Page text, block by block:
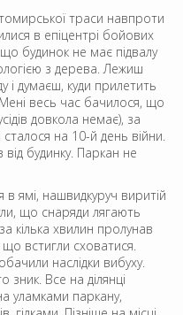
траси навпроти
в епіцентрі бойових
будинок не має підвалу
з дерева. Лежиш
і думаєш, куди прилетить
весь час бачилося, що
довкола немає), за
на 10-й день війни.
будинку. Паркан не
ямі, нашвидкуруч виритій
що снаряди лягають
кілька хвилин пролунав
встигли сховатися.
наслідки вибуху.
зник. Все на ділянці
уламками паркану,